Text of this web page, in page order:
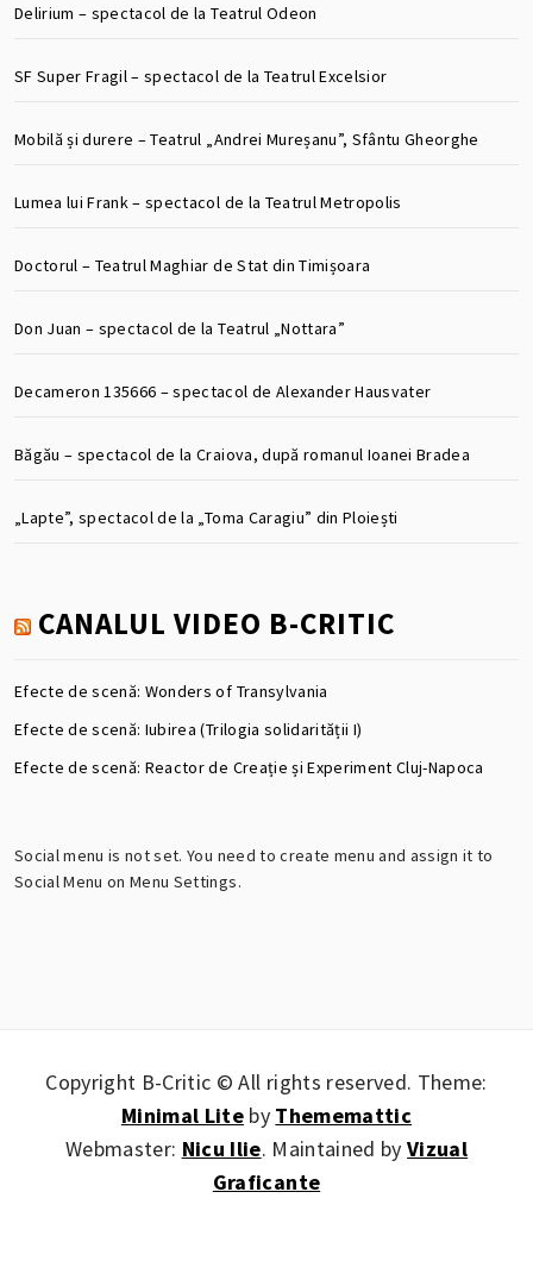
Delirium – spectacol de la Teatrul Odeon
SF Super Fragil – spectacol de la Teatrul Excelsior
Mobilă și durere – Teatrul „Andrei Mureșanu”, Sfântu Gheorghe
Lumea lui Frank – spectacol de la Teatrul Metropolis
Doctorul – Teatrul Maghiar de Stat din Timișoara
Don Juan – spectacol de la Teatrul „Nottara”
Decameron 135666 – spectacol de Alexander Hausvater
Băgău – spectacol de la Craiova, după romanul Ioanei Bradea
„Lapte”, spectacol de la „Toma Caragiu” din Ploiești
CANALUL VIDEO B-CRITIC
Efecte de scenă: Wonders of Transylvania
Efecte de scenă: Iubirea (Trilogia solidarității I)
Efecte de scenă: Reactor de Creație și Experiment Cluj-Napoca
Social menu is not set. You need to create menu and assign it to
Social Menu on Menu Settings.
Copyright B-Critic © All rights reserved. Theme:
Minimal Liteby Thememattic
Webmaster: Nicu Ilie. Maintained byVizual
Graficante